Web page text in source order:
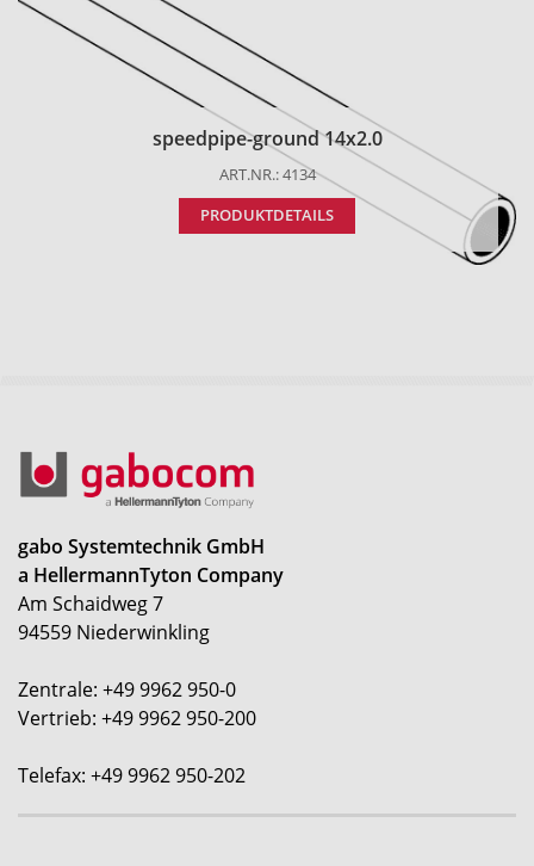
speedpipe-ground 14x2.0
ART.NR.: 4134
PRODUKTDETAILS
gabo Systemtechnik GmbH
a HellermannTyton Company
Am Schaidweg 7
94559 Niederwinkling
Zentrale: +49 9962 950-0
Vertrieb: +49 9962 950-200
Telefax: +49 9962 950-202